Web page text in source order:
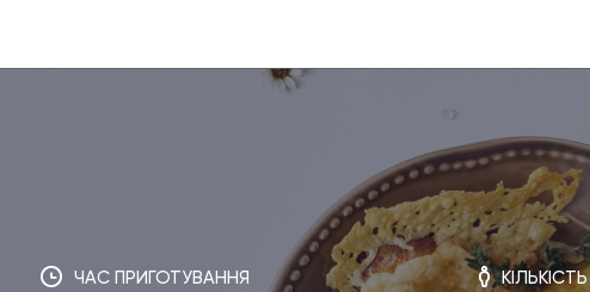
ЧАС ПРИГОТУВАННЯ КІЛЬКІСТЬ